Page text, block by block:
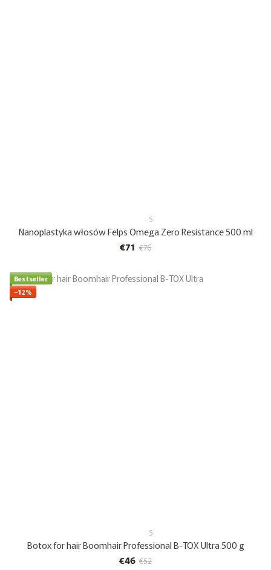
5
Nanoplastyka włosów Felps Omega Zero Resistance 500 ml
€71 €76
Bestseller
−12%
5
Botox for hair Boomhair Professional B-TOX Ultra 500 g
€46 €52